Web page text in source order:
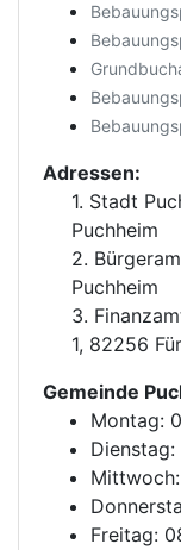
Adressen:
1. Stadt
Puchheim
2.
Puchheim
3.
1, 82256
Gemeinde
Montag:
Freitag: